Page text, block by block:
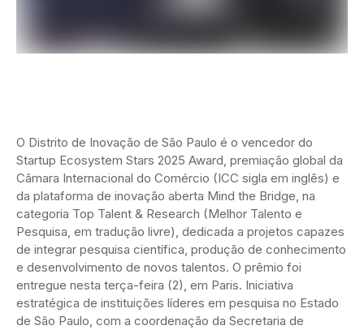
O Distrito de Inovação de São Paulo é o vencedor do
Startup Ecosystem Stars 2025 Award, premiação global da
Câmara Internacional do Comércio (ICC sigla em inglês) e
da plataforma de inovação aberta Mind the Bridge, na
categoria Top Talent & Research (Melhor Talento e
Pesquisa, em tradução livre), dedicada a projetos capazes
de integrar pesquisa científica, produção de conhecimento
e desenvolvimento de novos talentos. O prêmio foi
entregue nesta terça-feira (2), em Paris. Iniciativa
estratégica de instituições líderes em pesquisa no Estado
de São Paulo, com a coordenação da Secretaria de